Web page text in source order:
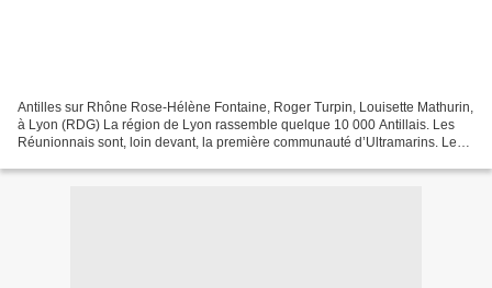
Antilles sur Rhône Rose-Hélène Fontaine, Roger Turpin, Louisette Mathurin,
à Lyon (RDG) La région de Lyon rassemble quelque 10 000 Antillais. Les
Réunionnais sont, loin devant, la première communauté d’Ultramarins. Le